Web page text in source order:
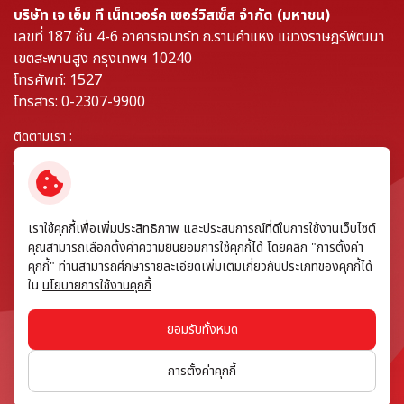
บริษัท เจ เอ็ม ที เน็ทเวอร์ค เซอร์วิสเซ็ส จำกัด (มหาชน)
เลขที่ 187 ชั้น 4-6 อาคารเจมาร์ท ถ.รามคำแหง แขวงราษฎร์พัฒนา
เขตสะพานสูง กรุงเทพฯ 10240
โทรศัพท์: 1527
โทรสาร: 0-2307-9900
ติดตามเรา :
(มหาชน)
ข้อกำหนดและเงื่อนไข
แบบคำขอใช้สิทธิของเจ้าของข้อมูลส่วนบุคคล
นโยบายการใช้งานคุกกี้
แผนผังเว็บไซต์
เราใช้คุกกี้เพื่อเพิ่มประสิทธิภาพ และประสบการณ์ที่ดีในการใช้งานเว็บไซต์
คุณสามารถเลือกตั้งค่าความยินยอมการใช้คุกกี้ได้ โดยคลิก "การตั้งค่า
คุกกี้" ท่านสามารถศึกษารายละเอียดเพิ่มเติมเกี่ยวกับประเภทของคุกกี้ได้
ใน นโยบายการใช้งานคุกกี้
ยอมรับทั้งหมด
การตั้งค่าคุกกี้